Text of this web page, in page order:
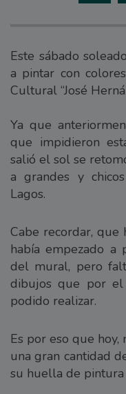
Este sábado
a pintar con
Cultural “José
Ya que
que impidieron
salió el sol se
a grandes y
Lagos.
Cabe recordar, que
había empezado a
del mural, pero
dibujos que por
podido realizar.
Es por eso que
una gran cantidad
su huella de